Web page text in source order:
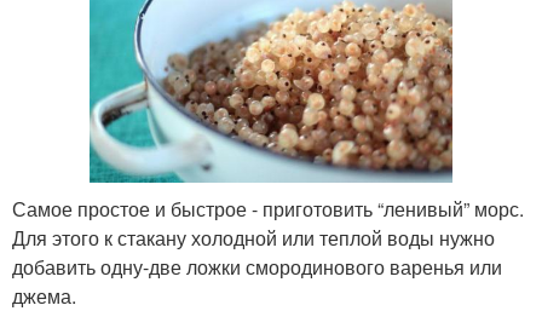
Самое простое и быстрое - приготовить “ленивый” морс.
Для этого к стакану холодной или теплой воды нужно
добавить одну-две ложки смородинового варенья или
джема.